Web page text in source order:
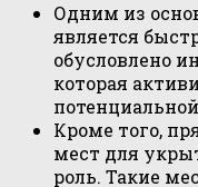
Одним из
является
обусловлено
которая
Кроме того,
мест для
роль. Такие